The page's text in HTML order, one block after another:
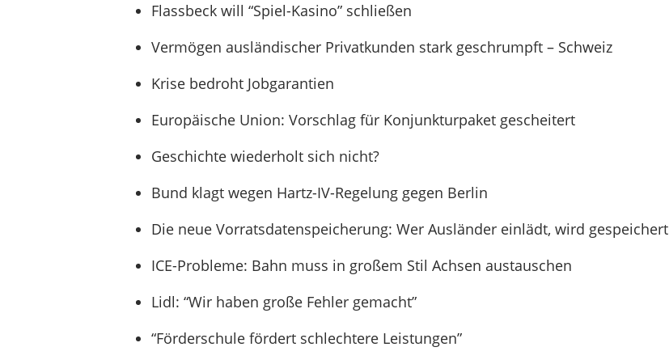
Flassbeck will “Spiel-Kasino” schließen
Vermögen ausländischer Privatkunden stark geschrumpft – Schweiz
Krise bedroht Jobgarantien
Europäische Union: Vorschlag für Konjunkturpaket gescheitert
Geschichte wiederholt sich nicht?
Bund klagt wegen Hartz-IV-Regelung gegen Berlin
Die neue Vorratsdatenspeicherung: Wer Ausländer einlädt, wird gespeichert
ICE-Probleme: Bahn muss in großem Stil Achsen austauschen
Lidl: “Wir haben große Fehler gemacht”
“Förderschule fördert schlechtere Leistungen”